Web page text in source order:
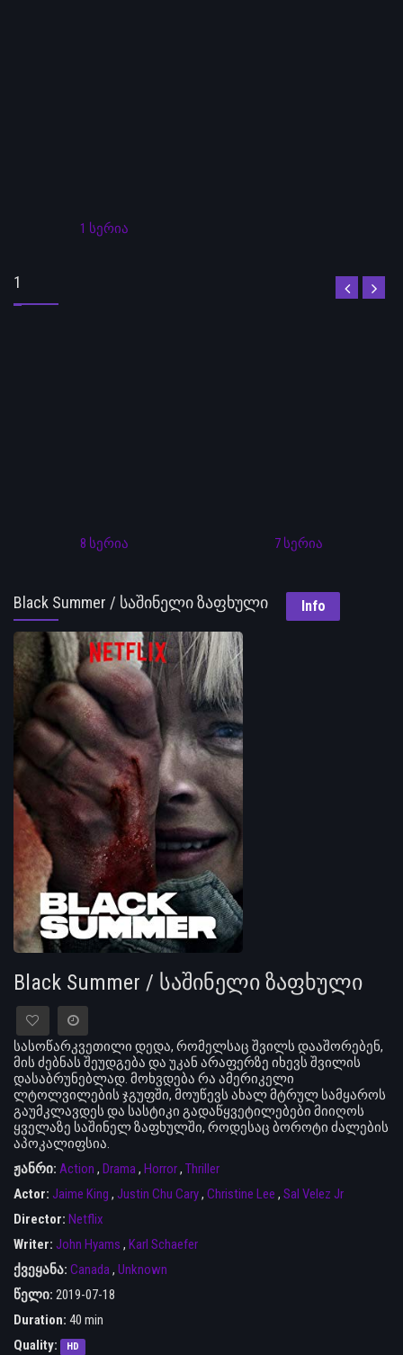
1 სერია
1
8 სერია 7 სერია
Black Summer / საშინელი ზაფხული Info
Black Summer / საშინელი ზაფხული
სასოწარკვეთილი დედა, რომელსაც შვილს დააშორებენ,
მის ძებნას შეუდგება და უკან არაფერზე იხევს შვილის
დასაბრუნებლად. მოხვდება რა ამერიკელი
ლტოლვილების ჯგუფში, მოუწევს ახალ მტრულ სამყაროს
გაუმკლავდეს და სასტიკი გადაწყვეტილებები მიიღოს
ყველაზე საშინელ ზაფხულში, როდესაც ბოროტი ძალების
აპოკალიფსია.
ჟანრი: Action , Drama, Horror, Thriller
Actor: Jaime King , Justin Chu Cary, Christine Lee , Sal Velez Jr
Director: Netflix
Writer: John Hyams , Karl Schaefer
ქვეყანა: Canada, Unknown
წელი: 2019-07-18
Duration: 40 min
Quality:
HD